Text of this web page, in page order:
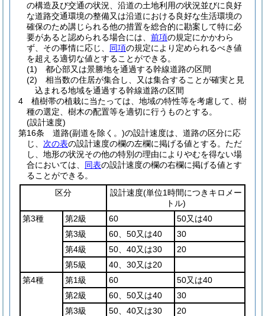
の構造及び交通の状況、沿道の土地利用の状況並びに良好
な道路交通環境の整備又は沿道における良好な生活環境の
確保のため講じられる他の措置を総合的に勘案して特に必
要があると認められる場合には、 前項の規定にかかわら
ず、その事情に応じ、 同項の規定により定められるべき値
を超える適切な値とすることができる。
(1)
都心部又は景勝地を通過する幹線道路の区間
(2)
相当数の住居が集合し、又は集合することが確実と見
込まれる地域を通過する幹線道路の区間
4
植樹帯の植栽に当たっては、地域の特性等を考慮して、樹
種の選定、樹木の配置等を適切に行うものとする。
(設計速度)
第16条
道路(副道を除く。)の設計速度は、道路の区分に応
じ、 次の表の設計速度の欄の左欄に掲げる値とする。 ただ
し、地形の状況その他の特別の理由によりやむを得ない場
合においては、 同表の設計速度の欄の右欄に掲げる値とす
ることができる。
区分
設計速度(単位1時間につきキロメー
トル)
第3種
第2級 60
50又は40
第3級
60、50又は40
30
第4級
50、40又は30
20
第5級
40、30又は20
第4種
第1級 60
50又は40
第2級
60、50又は40
30
第3級
50、40又は30
20